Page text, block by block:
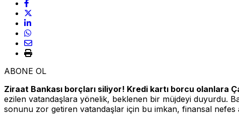
ABONE OL
Ziraat Bankası borçları siliyor! Kredi kartı borcu olanlara
ezilen vatandaşlara yönelik, beklenen bir müjdeyi duyurdu.
sonunu zor getiren vatandaşlar için bu imkan, finansal nefes